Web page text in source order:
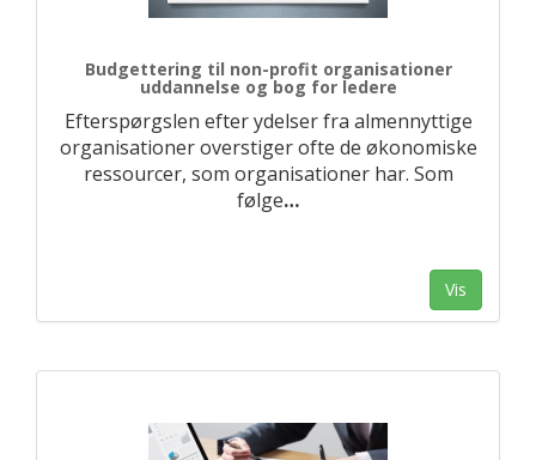
Budgettering til non-profit organisationer
uddannelse og bog for ledere
Efterspørgslen efter ydelser fra almennyttige
organisationer overstiger ofte de økonomiske
ressourcer, som organisationer har. Som
følge…
Vis